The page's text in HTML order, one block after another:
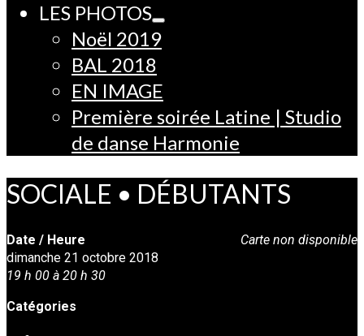
LES PHOTOS
Noël 2019
BAL 2018
EN IMAGE
Première soirée Latine | Studio
de danse Harmonie
SOCIALE • DÉBUTANTS
Carte non disponible
Date / Heure
dimanche 21 octobre 2018
19 h 00 à 20 h 30
Catégories